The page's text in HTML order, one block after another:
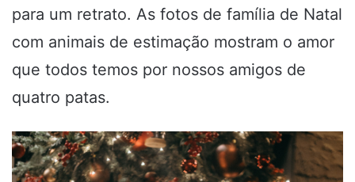
para um retrato. As fotos de família de Natal
com animais de estimação mostram o amor
que todos temos por nossos amigos de
quatro patas.